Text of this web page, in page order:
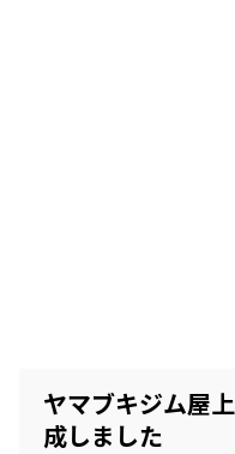
ヤマブキジム屋
成しました